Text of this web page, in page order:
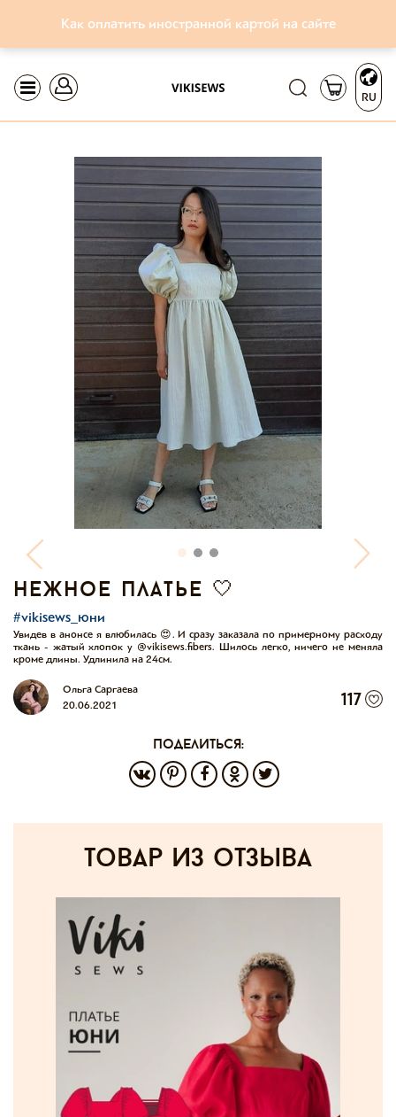
Как оплатить иностранной картой на сайте
RU
нежное платье 🤍
#vikisews_юни
Увидев в анонсе я влюбилась 😍. И сразу заказала по примерному расходу
ткань - жатый хлопок у @vikisews.fibers. Шилось легко, ничего не меняла
кроме длины. Удлинила на 24см.
Ольга Саргаева
20.06.2021
117
поделиться:
товар из отзыва